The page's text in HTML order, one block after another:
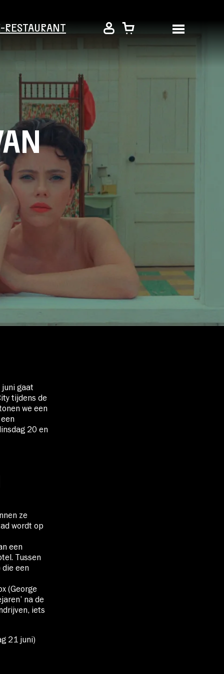
RESTAURANT
juni gaat
tijdens de
we een
20 en
ze
wordt op
een
Tussen
die een
(George
na de
iets
21 juni)